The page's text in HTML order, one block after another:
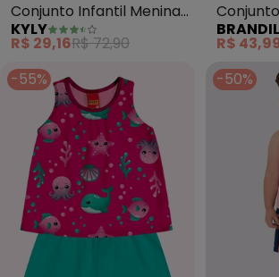
Conjunto Infantil Menina
Abacaxi (Rosa)
KYLY
R$ 29,16R$ 72,90
Florido
R$
-55%
-50%